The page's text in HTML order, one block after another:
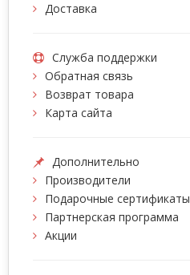
Доставка
Служба поддержки
Обратная связь
Возврат товара
Карта сайта
Дополнительно
Производители
Подарочные сертификаты
Партнерская программа
Акции